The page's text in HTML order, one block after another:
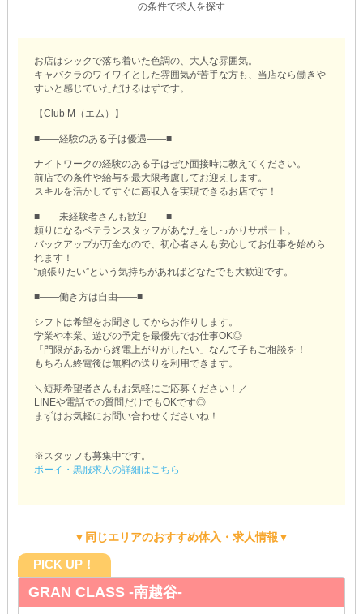
の条件で求人を探す
お店はシックで落ち着いた色調の、大人な雰囲気。
キャバクラのワイワイとした雰囲気が苦手な方も、当店なら働きや
すいと感じていただけるはずです。
【Club M（エム）】
■――経験のある子は優遇――■
ナイトワークの経験のある子はぜひ面接時に教えてください。
前店での条件や給与を最大限考慮してお迎えします。
スキルを活かしてすぐに高収入を実現できるお店です！
■――未経験者さんも歓迎――■
頼りになるベテランスタッフがあなたをしっかりサポート。
バックアップが万全なので、初心者さんも安心してお仕事を始めら
れます！
“頑張りたい”という気持ちがあればどなたでも大歓迎です。
■――働き方は自由――■
シフトは希望をお聞きしてからお作りします。
学業や本業、遊びの予定を最優先でお仕事OK◎
「門限があるから終電上がりがしたい」なんて子もご相談を！
もちろん終電後は無料の送りを利用できます。
＼短期希望者さんもお気軽にご応募ください！／
LINEや電話での質問だけでもOKです◎
まずはお気軽にお問い合わせくださいね！
※スタッフも募集中です。
ボーイ・黒服求人の詳細はこちら
▼同じエリアのおすすめ体入・求人情報▼
PICK UP！
GRAN CLASS -南越谷-